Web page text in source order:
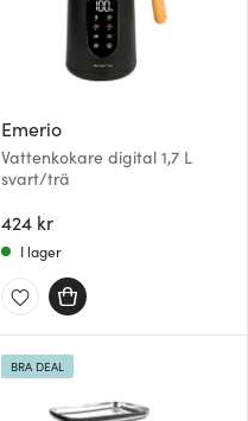
Emerio
Vattenkokare digital 1,7 L
svart/trä
424 kr
I lager
BRA DEAL